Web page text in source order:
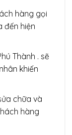
hàng gọi
đến hiện
Thành . sẽ
khiến
chữa và
hàng